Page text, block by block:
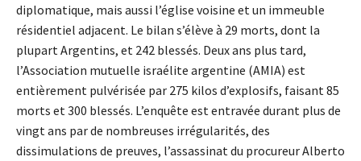
diplomatique, mais aussi l’église voisine et un immeuble
résidentiel adjacent. Le bilan s’élève à 29 morts, dont la
plupart Argentins, et 242 blessés. Deux ans plus tard,
l’Association mutuelle israélite argentine (AMIA) est
entièrement pulvérisée par 275 kilos d’explosifs, faisant 85
morts et 300 blessés. L’enquête est entravée durant plus de
vingt ans par de nombreuses irrégularités, des
dissimulations de preuves, l’assassinat du procureur Alberto